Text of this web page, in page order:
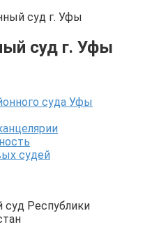
суд г. Уфы
суд г. Уфы
суда Уфы
судей
суд Республики